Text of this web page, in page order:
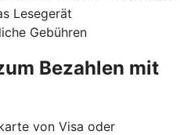
Lesegerät
Gebühren
Bezahlen mit
von Visa oder